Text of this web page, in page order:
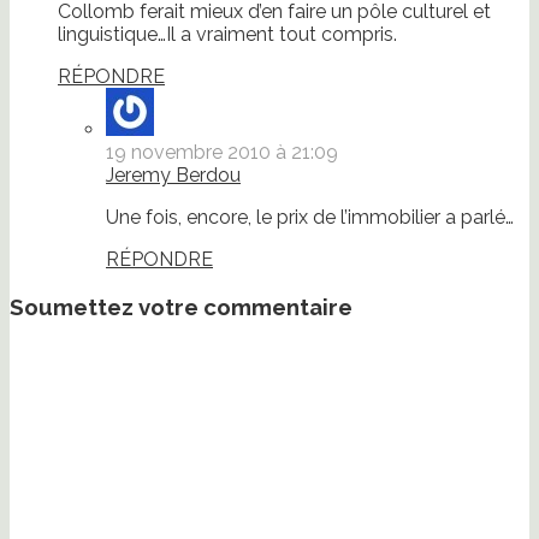
Collomb ferait mieux d’en faire un pôle culturel et
linguistique…Il a vraiment tout compris.
RÉPONDRE
19 novembre 2010 à 21:09
Jeremy Berdou
Une fois, encore, le prix de l’immobilier a parlé…
RÉPONDRE
Soumettez votre commentaire